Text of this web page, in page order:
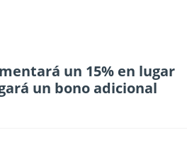
un 15% en lugar
un bono adicional